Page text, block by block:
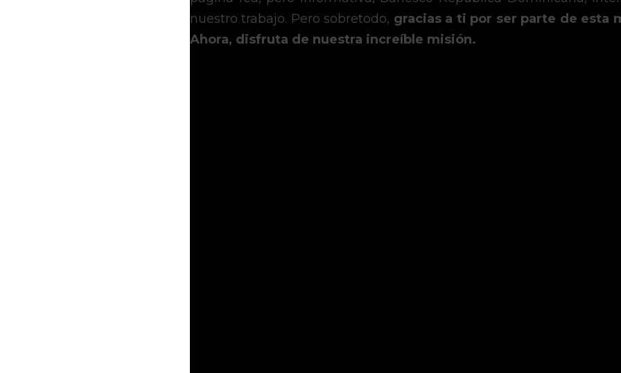
nuestro trabajo. Pero sobretodo, gracias a ti por ser parte de esta
Ahora, disfruta de nuestra increíble misión.